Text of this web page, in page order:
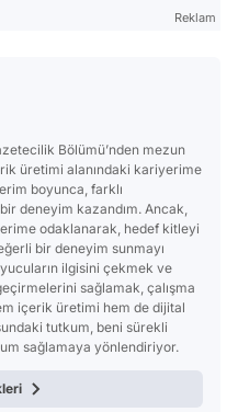
Reklam
Bölümü’nden mezun
üretimi alanındaki kariyerime
boyunca, farklı
deneyim kazandım. Ancak,
odaklanarak, hedef kitleyi
bir deneyim sunmayı
ilgisini çekmek ve
sağlamak, çalışma
içerik üretimi hem de dijital
tutkum, beni sürekli
sağlamaya yönlendiriyor.